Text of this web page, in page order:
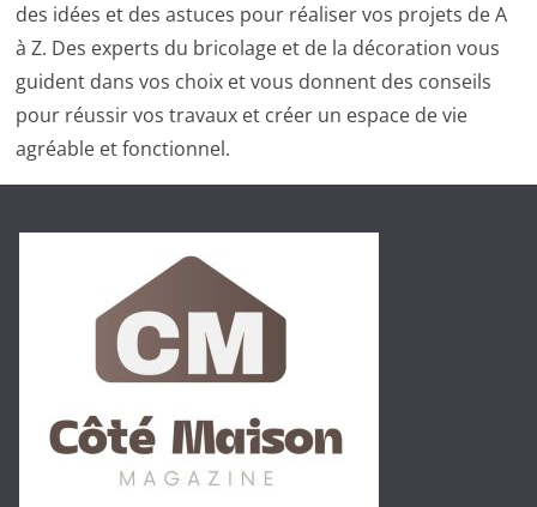
des idées et des astuces pour réaliser vos projets de A
à Z. Des experts du bricolage et de la décoration vous
guident dans vos choix et vous donnent des conseils
pour réussir vos travaux et créer un espace de vie
agréable et fonctionnel.